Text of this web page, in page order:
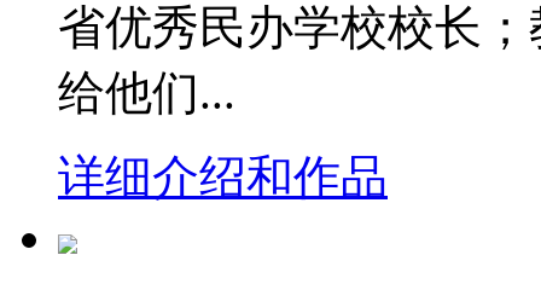
省优秀民办学校校长
给他们...
详细介绍和作品